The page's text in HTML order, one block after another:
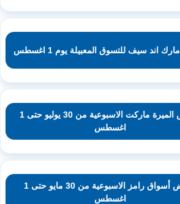
اند سيف للتسوق المعبيلة يوم 1 اغسطس
عروض الميرة ماركت الاسبوعية من 30 يوليو حتى 1
اغسطس
عروض أسواق رامز الاسبوعية من 30 مايو حتى 1
اغسطس